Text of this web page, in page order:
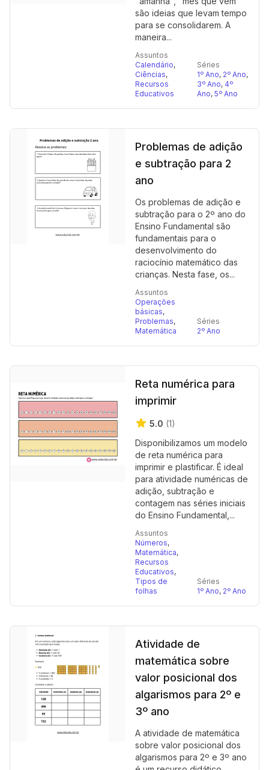
são ideias que levam tempo
para se consolidarem. A
maneira...
Assuntos
Calendário,
Ciências,
Recursos
Educativos
Séries
1º Ano, 2º Ano,
3º Ano, 4º
Ano, 5º Ano
Problemas de adição
e subtração para 2
ano
Os problemas de adição e
subtração para o 2º ano do
Ensino Fundamental são
fundamentais para o
desenvolvimento do
raciocínio matemático das
crianças. Nesta fase, os...
Assuntos
Operações
básicas,
Problemas,
Matemática
Séries
2º Ano
Reta numérica para
imprimir
5.0 (1)
Disponibilizamos um modelo
de reta numérica para
imprimir e plastificar. É ideal
para atividade numéricas de
adição, subtração e
contagem nas séries iniciais
do Ensino Fundamental,...
Assuntos
Números,
Matemática,
Recursos
Educativos,
Tipos de
folhas
Séries
1º Ano, 2º Ano
Atividade de
matemática sobre
valor posicional dos
algarismos para 2º e
3º ano
A atividade de matemática
sobre valor posicional dos
algarismos para 2º e 3º ano